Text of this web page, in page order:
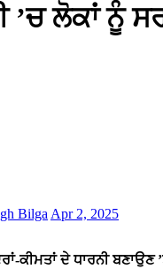
ਲੋਕਾਂ ਨੂੰ
Bilga Apr 2, 2025
ਕੀਮਤਾਂ ਦੇ ਧਾਰਨੀ ਬਣਾਉਣ